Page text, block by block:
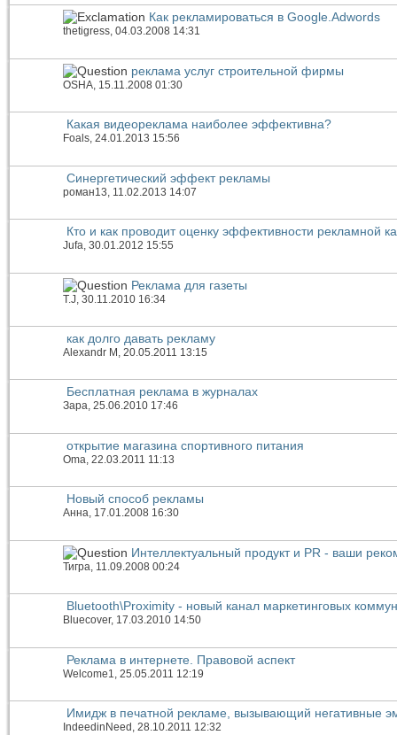
Как рекламироваться в Google.Adwords
thetigress, 04.03.2008 14:31
реклама услуг строительной фирмы
OSHA , 15.11.2008 01:30
Какая видеореклама наиболее эффективна?
Foals, 24.01.2013 15:56
Синергетический эффект рекламы
роман13 , 11.02.2013 14:07
Кто и как проводит оценку эффективности рекламной
Jufa, 30.01.2012 15:55
Реклама для газеты
T.J , 30.11.2010 16:34
как долго давать рекламу
Alexandr M , 20.05.2011 13:15
Бесплатная реклама в журналах
Зара, 25.06.2010 17:46
открытие магазина спортивного питания
Oma, 22.03.2011 11:13
Новый способ рекламы
Анна, 17.01.2008 16:30
Интеллектуальный продукт и PR - ваши
Тигра, 11.09.2008 00:24
Bluetooth\Proximity - новый канал маркетинговых
Bluecover, 17.03.2010 14:50
Реклама в интернете. Правовой аспект
Welcome1, 25.05.2011 12:19
Имидж в печатной рекламе, вызывающий негативные
IndeedinNeed , 28.10.2011 12:32